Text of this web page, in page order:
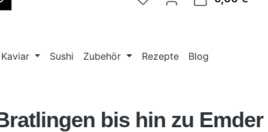
Kaviar Sushi Zubehör Rezepte Blog
bis hin zu Emder